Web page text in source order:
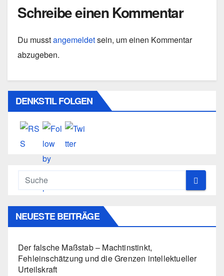
Schreibe einen Kommentar
Du musstangemeldetsein, um einen Kommentar
abzugeben.
DENKSTIL FOLGEN
NEUESTE BEITRÄGE
Der falsche Maßstab – Machtinstinkt,
Fehleinschätzung und die Grenzen intellektueller
Urteilskraft